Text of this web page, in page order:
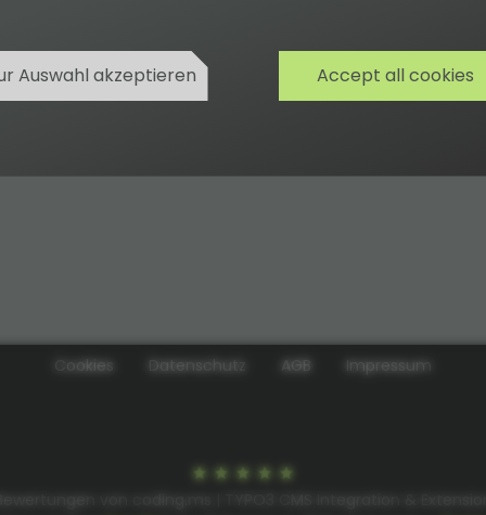
Cookies Datenschutz AGB Impressum
Bewertungen von coding.ms | TYPO3 CMS Integration &
Auswahl akzeptieren Accept all cookies